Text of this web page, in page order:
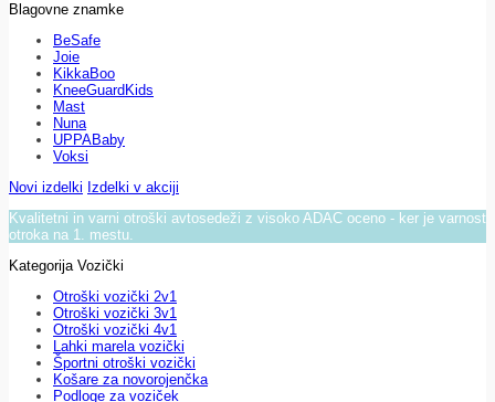
Blagovne znamke
BeSafe
Joie
KikkaBoo
KneeGuardKids
Mast
Nuna
UPPABaby
Voksi
Novi izdelki Izdelki v akciji
Kvalitetni in varni otroški avtosedeži z visoko ADAC oceno - ker je varnost
otroka na 1. mestu.
Kategorija Vozički
Otroški vozički 2v1
Otroški vozički 3v1
Otroški vozički 4v1
Lahki marela vozički
Športni otroški vozički
Košare za novorojenčka
Podloge za voziček